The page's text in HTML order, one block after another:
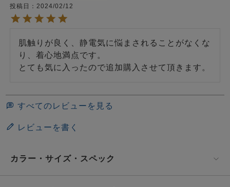
投稿日
2024/02/12
肌触りが良く、静電気に悩まされることがなくな
り、着心地満点です。
とても気に入ったので追加購入させて頂きます。
すべてのレビューを見る
レビューを書く
カラー・サイズ・スペック